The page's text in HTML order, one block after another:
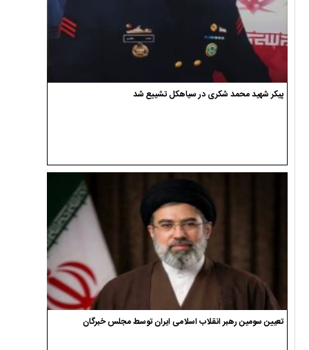
پیکر شهید محمد شکری در سیاهکل تشییع شد
تعیین سومین رهبر انقلاب اسلامی ایران توسط مجلس خبرگان